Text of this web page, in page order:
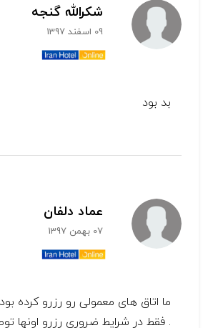
شکرالله گنجه
09 اسفند 1397
بد بود
عماد دلفان
07 بهمن 1397
ما اتاق های معمولی رو رزرو کرده
. فقط در شرایط ضروری رزرو اونها